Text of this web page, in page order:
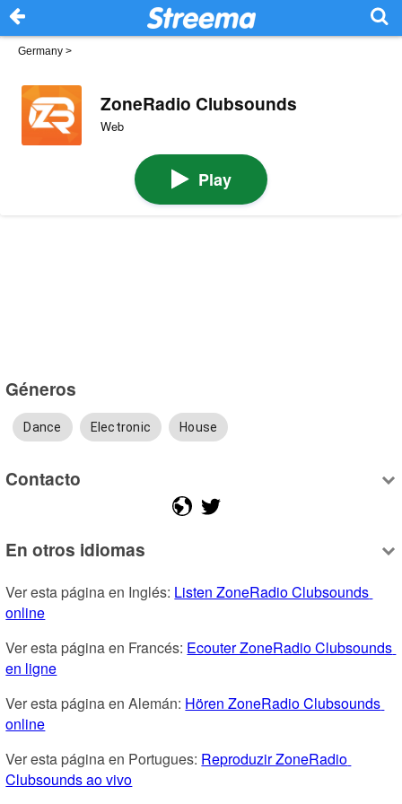
Germany >
ZoneRadio Clubsounds
Web
Play
Géneros
Dance Electronic House
Contacto
En otros idiomas
Ver esta página en Inglés: Listen ZoneRadio Clubsounds
online
Ver esta página en Francés: Ecouter ZoneRadio Clubsounds
en ligne
Ver esta página en Alemán: Hören ZoneRadio Clubsounds
online
Ver esta página en Portugues: Reproduzir ZoneRadio
Clubsounds ao vivo